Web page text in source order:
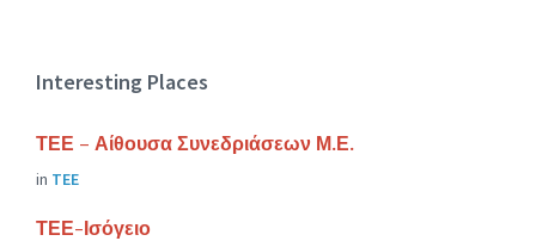
Interesting Places
ΤΕΕ – Αίθουσα Συνεδριάσεων Μ.Ε.
in ΤΕΕ
ΤΕΕ-Ισόγειο